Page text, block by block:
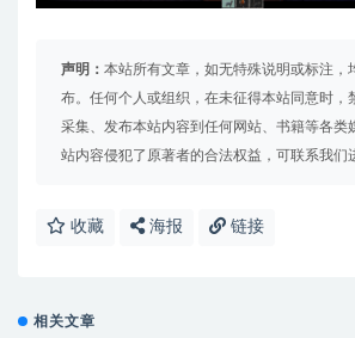
声明： 本站所有文章，如无特殊说明或标注，
布。任何个人或组织，在未征得本站同意时，
采集、发布本站内容到任何网站、书籍等各类
站内容侵犯了原著者的合法权益，可联系我们
收藏 海报 链接
相关文章